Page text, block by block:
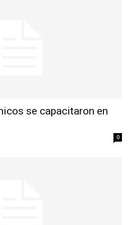
se capacitaron en
0